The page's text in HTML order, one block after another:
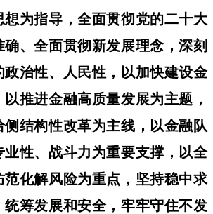
想为指导，全面贯彻党的二十大
、全面贯彻新发展理念，深刻
政治性、人民性，以加快建设金
推进金融高质量发展为主题，
侧结构性改革为主线，以金融队
业性、战斗力为重要支撑，以全
范化解风险为重点，坚持稳中求
统筹发展和安全，牢牢守住不发